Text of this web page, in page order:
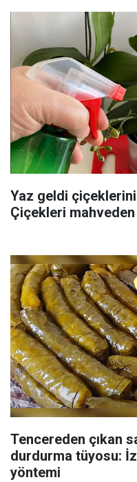
Yaz geldi
Çiçekleri
Tencereden çıkan
durdurma tüyosu:
yöntemi